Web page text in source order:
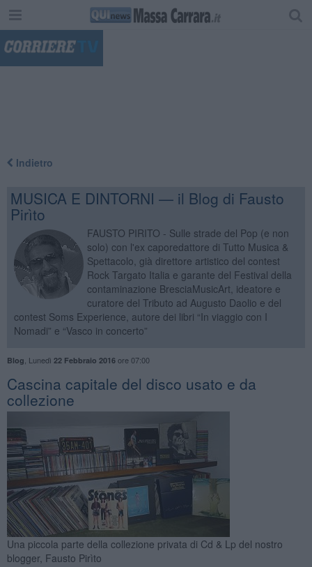
Indietro
MUSICA E DINTORNI — il Blog di Fausto
Pirìto
FAUSTO PIRITO - Sulle strade del Pop (e non
solo) con l'ex caporedattore di Tutto Musica &
Spettacolo, già direttore artistico del contest
Rock Targato Italia e garante del Festival della
contaminazione BresciaMusicArt, ideatore e
curatore del Tributo ad Augusto Daolio e del
contest Soms Experience, autore dei libri “In viaggio con I
Nomadi” e “Vasco in concerto”
Blog Lunedì 22 Febbraio 2016ore 07:00
​Cascina capitale del disco usato e da
collezione
Una piccola parte della collezione privata di Cd & Lp del nostro
blogger, Fausto Pirìto